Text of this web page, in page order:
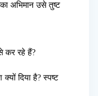
अभिमान उसे तुष्ट
कर रहे हैं?
दिया है? स्पष्ट